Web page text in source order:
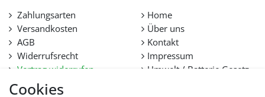
Cookies
Zahlungsarten
Versandkosten
AGB
Widerrufsrecht
Vertrag widerrufen
Datenschutz
Home
Über uns
Kontakt
Impressum
Umwelt / Batterie Gesetz